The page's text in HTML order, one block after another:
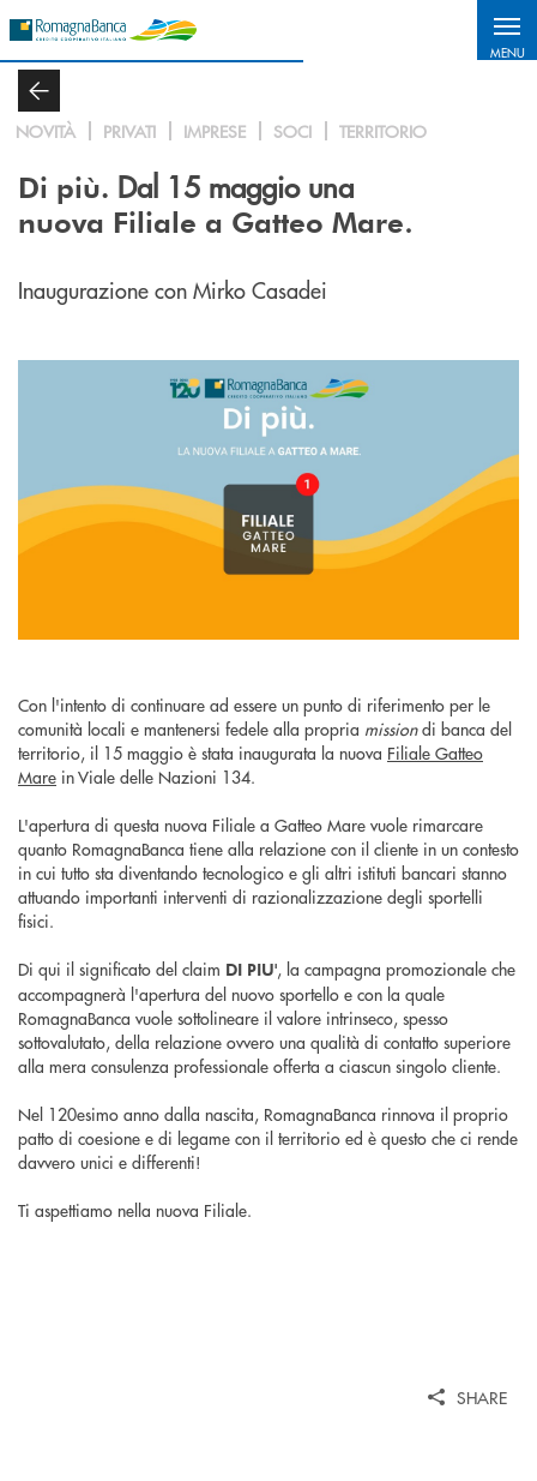
MENU
NOVITÀ PRIVATI IMPRESE SOCI TERRITORIO
Di più. Dal 15 maggio una
nuova Filiale a Gatteo Mare.
Inaugurazione con Mirko Casadei
Con l'intento di continuare ad essere un punto di riferimento per le
comunità locali e mantenersi fedele alla propria missiondi banca del
territorio, il 15 maggio è stata inaugurata la nuova Filiale Gatteo
Mare in Viale delle Nazioni 134.
L'apertura di questa nuova Filiale a Gatteo Mare vuole rimarcare
quanto RomagnaBanca tiene alla relazione con il cliente in un contesto
in cui tutto sta diventando tecnologico e gli altri istituti bancari stanno
attuando importanti interventi di razionalizzazione degli sportelli
fisici.
Di qui il significato del claim DI PIU', la campagna promozionale che
accompagnerà l'apertura del nuovo sportello e con la quale
RomagnaBanca vuole sottolineare il valore intrinseco, spesso
sottovalutato, della relazione ovvero una qualità di contatto superiore
alla mera consulenza professionale offerta a ciascun singolo cliente.
Nel 120esimo anno dalla nascita, RomagnaBanca rinnova il proprio
patto di coesione e di legame con il territorio ed è questo che ci rende
davvero unici e differenti!
Ti aspettiamo nella nuova Filiale.
SHARE